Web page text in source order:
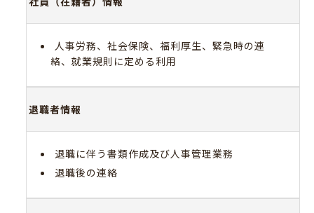
人事労務、社会保険、福利厚生、緊急時の連
絡、就業規則に定める利用
退職者情報
退職に伴う書類作成及び人事管理業務
退職後の連絡